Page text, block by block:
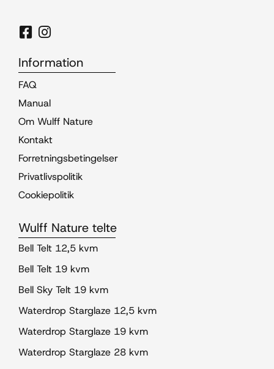
Information
FAQ
Manual
Om Wulff Nature
Kontakt
Forretningsbetingelser
Privatlivspolitik
Cookiepolitik
Wulff Nature telte
Bell Telt 12,5 kvm
Bell Telt 19 kvm
Bell Sky Telt 19 kvm
Waterdrop Starglaze 12,5 kvm
Waterdrop Starglaze 19 kvm
Waterdrop Starglaze 28 kvm